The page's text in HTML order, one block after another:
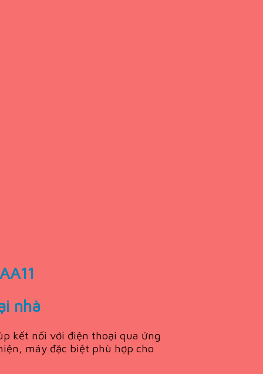
nhà
kết nối với điện thoại qua ứng
máy đặc biệt phù hợp cho